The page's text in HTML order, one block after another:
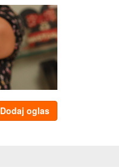
Dodaj oglas